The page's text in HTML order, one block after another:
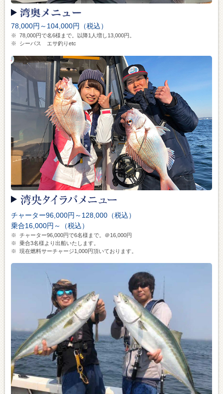
78,000円～104,000円（税込）
※ 78,000円で名6様まで。以降1人増し13,000円。
※
シーバス エサ釣りetc
チャーター96,000円～128,000（税込）
乗合16,000円～（税込）
※ チャーター96,000円で6名様まで。＠16,000円
※ 乗合3名様より出船いたします。
※ 現在燃料サーチャージ1,000円頂いております。